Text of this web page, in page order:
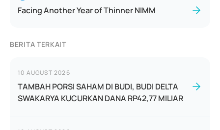
Facing Another Year of Thinner NIMM
BERITA TERKAIT
10 AUGUST 2026
TAMBAH PORSI SAHAM DI BUDI, BUDI DELTA
SWAKARYA KUCURKAN DANA RP42,77 MILIAR